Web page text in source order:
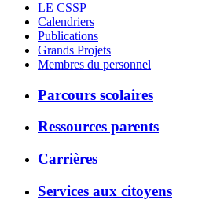
LE CSSP
Calendriers
Publications
Grands Projets
Membres du personnel
Parcours scolaires
Ressources parents
Carrières
Services aux citoyens